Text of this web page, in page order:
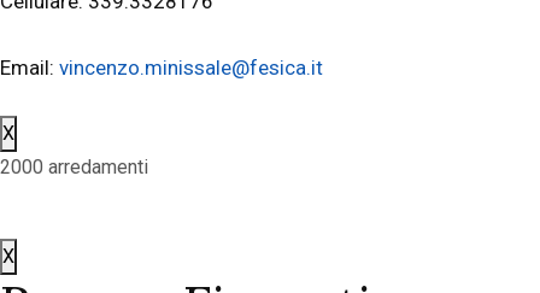
Email: vincenzo.minissale@fesica.it
X
2000 arredamenti
X